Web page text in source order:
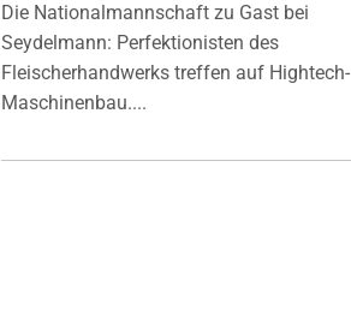
Die Nationalmannschaft zu Gast bei
Seydelmann: Perfektionisten des
Fleischerhandwerks treffen auf Hightech-
Maschinenbau....